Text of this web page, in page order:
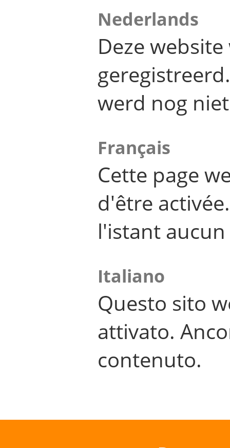
Nederlands
Deze
werd nog
Français
Cette page
d'être
l'istant
Italiano
Questo sito
attivato.
contenuto.